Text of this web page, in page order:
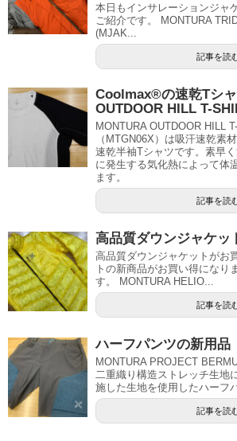
本日もインサレーションジャ
ご紹介です。 MONTURA
(MJAK...
記事を読
Coolmax®の速乾Tシ
OUTDOOR HILL T-
MONTURA OUTDOOR HILL
（MTGN06X）は吸汗速乾素
速乾半袖Tシャツです。素早
に発生する気化熱によって体
ます。
記事を読
高品質ダウンジャケッ
高品質ダウンジャケットがお
トの新商品がお買い得になり
す。 MONTURA HELIO...
記事を読
ハーフパンツの新用品
MONTURA PROJECT
二重織り構造ストレッチ生地
施した生地を使用したハーフ
記事を読